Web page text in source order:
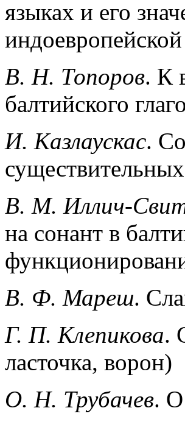
языках и его
В. Н. Топоров. К
балтийского
И. Казлаускас.
В. М. Иллич-
на сонант в
В. Ф. Мареш.
Г. П. Клепикова.
ласточка, ворон)
О. Н. Трубачев.